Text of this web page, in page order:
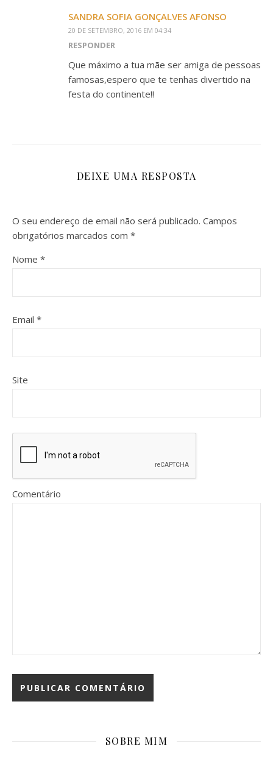
SANDRA SOFIA GONÇALVES AFONSO
20 DE SETEMBRO, 2016 EM 04:34
RESPONDER
Que máximo a tua mãe ser amiga de pessoas
famosas,espero que te tenhas divertido na
festa do continente!!
DEIXE UMA RESPOSTA
O seu endereço de email não será publicado. Campos
obrigatórios marcados com *
Nome *
Email *
Site
Comentário
SOBRE MIM